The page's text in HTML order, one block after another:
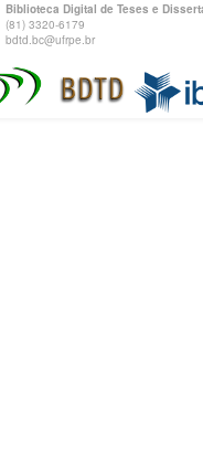
Biblioteca Digital de Teses e
(81) 3320-6179
bdtd.bc@ufrpe.br